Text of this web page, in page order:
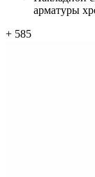
арматуры
+ 585